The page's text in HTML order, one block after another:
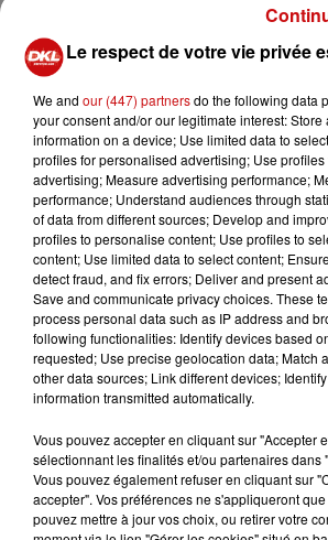
20cl
Crème liquide entière
30g
g
Chocolat noir
Préparation:
Préchauffer le four à 180°C.
Dans un grand bol, mélanger la
cacao, la levure et une pincée de
Dans un deuxième récipient,
l’huile, le lait et l’eau chaude.
petit ce mélange au grand bol
Regrouper les biscuits deux à
cuillère à café de pâte à tartiner.
Garnir chaque moule à cupcake
puis recouvrir de pâte à gâteau.
Pendant ce temps, monter la
chantilly au batteur avec la
sucre glace au faire et à mesure.
Mettre en poche et décorer les
Le respect de votre vie privée
We and our (447) partnersdo the following data
your consent and/or our legitimate interest: Store
information on a device; Use limited data to
profiles for personalised advertising; Use
advertising; Measure advertising performance;
performance; Understand audiences through
of data from different sources; Develop and
profiles to personalise content; Use profiles to
content; Use limited data to select content;
detect fraud, and fix errors; Deliver and present
Save and communicate privacy choices. These
process personal data such as IP address and
following functionalities: Identify devices based
requested; Use precise geolocation data; Match
other data sources; Link different devices;
information transmitted automatically.
Vous pouvez accepter en cliquant sur "Accepter
sélectionnant les finalités et/ou partenaires dans
Vous pouvez également refuser en cliquant sur
accepter". Vos préférences ne s'appliqueront
pouvez mettre à jour vos choix, ou retirer votre